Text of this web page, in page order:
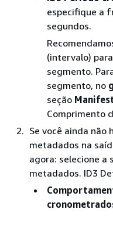
especifique a
segundos.
(intervalo)
segmento.
segmento, no
seção
Comprimento
Se você ainda não
metadados na
agora: selecione a
metadados. ID3